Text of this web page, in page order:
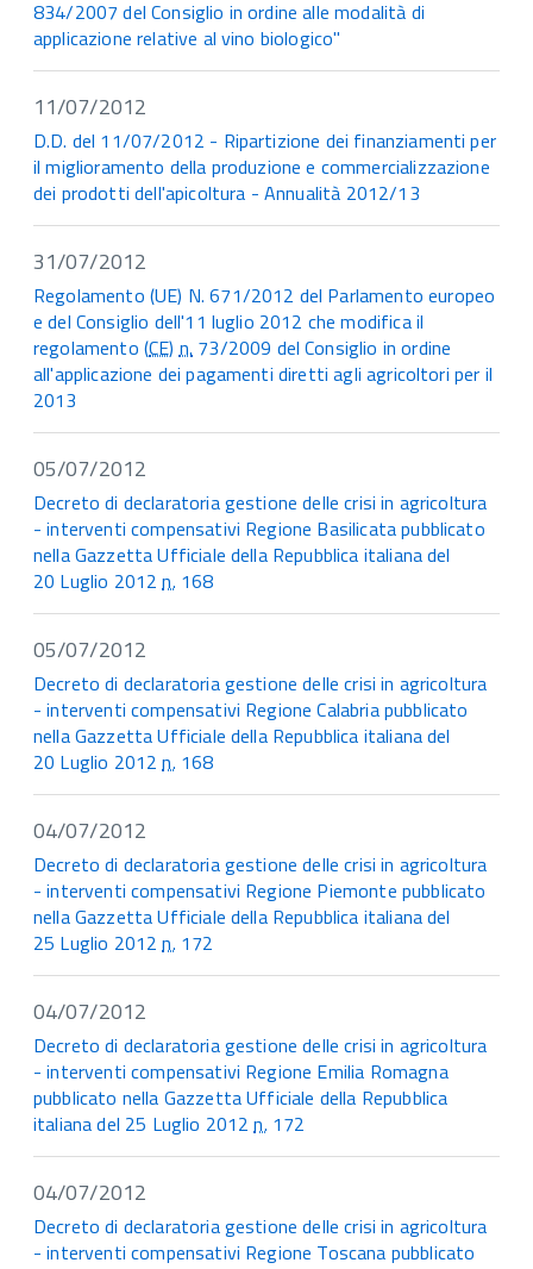
834/2007 del Consiglio in ordine alle modalità di
applicazione relative al vino biologico"
11/07/2012
D.D. del 11/07/2012 - Ripartizione dei finanziamenti per
il miglioramento della produzione e commercializzazione
dei prodotti dell'apicoltura - Annualità 2012/13
31/07/2012
Regolamento (UE) N. 671/2012 del Parlamento europeo
e del Consiglio dell'11 luglio 2012 che modifica il
regolamento (CE)n. 73/2009 del Consiglio in ordine
all'applicazione dei pagamenti diretti agli agricoltori per il
2013
05/07/2012
Decreto di declaratoria gestione delle crisi in agricoltura
- interventi compensativi Regione Basilicata pubblicato
nella Gazzetta Ufficiale della Repubblica italiana del
20 Luglio 2012n. 168
05/07/2012
Decreto di declaratoria gestione delle crisi in agricoltura
- interventi compensativi Regione Calabria pubblicato
nella Gazzetta Ufficiale della Repubblica italiana del
20 Luglio 2012n. 168
04/07/2012
Decreto di declaratoria gestione delle crisi in agricoltura
- interventi compensativi Regione Piemonte pubblicato
nella Gazzetta Ufficiale della Repubblica italiana del
25 Luglio 2012n. 172
04/07/2012
Decreto di declaratoria gestione delle crisi in agricoltura
- interventi compensativi Regione Emilia Romagna
pubblicato nella Gazzetta Ufficiale della Repubblica
italiana del 25 Luglio 2012n. 172
04/07/2012
Decreto di declaratoria gestione delle crisi in agricoltura
- interventi compensativi Regione Toscana pubblicato